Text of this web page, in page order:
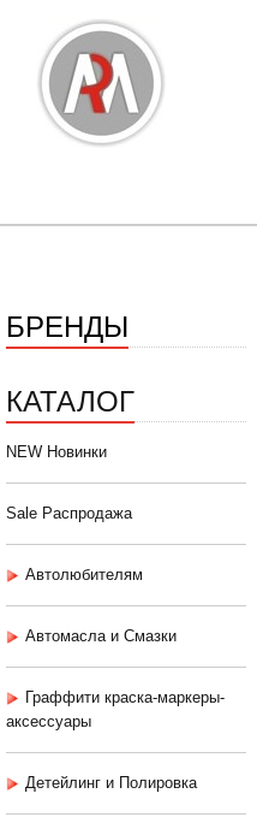
БРЕНДЫ
КАТАЛОГ
NEW Новинки
Sale Распродажа
Автолюбителям
Автомасла и Смазки
Граффити краска-маркеры-
аксессуары
Детейлинг и Полировка